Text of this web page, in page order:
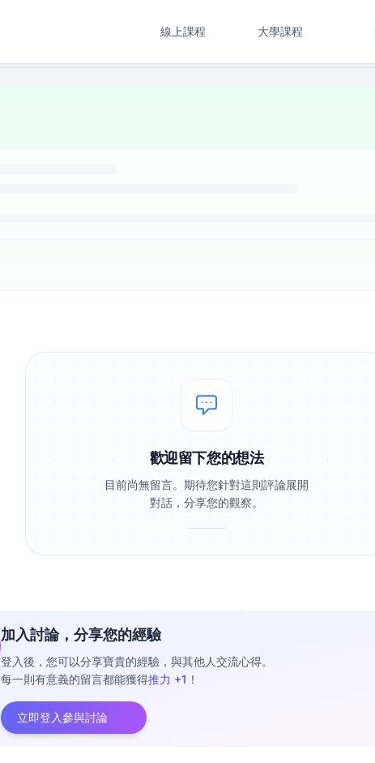
線上課程 大學課程
歡迎留下您的想法
目前尚無留言。期待您針對這則評論展開
對話，分享您的觀察。
加入討論，分享您的經驗
登入後，您可以分享寶貴的經驗，與其他人交流心得。
每一則有意義的留言都能獲得推力 +1 ！
立即登入參與討論